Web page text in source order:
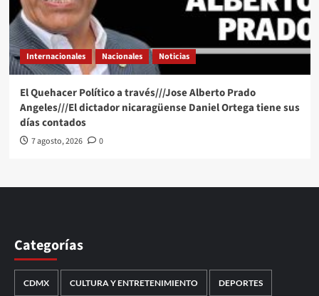
Internacionales Nacionales Noticias
El Quehacer Político a través///Jose Alberto Prado
Angeles///El dictador nicaragüense Daniel Ortega tiene sus
días contados
7 agosto, 2026 0
Categorías
CDMX CULTURA Y ENTRETENIMIENTO DEPORTES